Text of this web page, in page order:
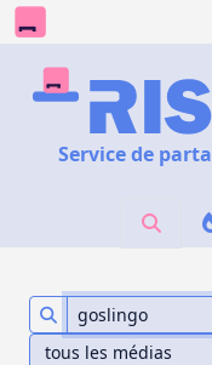
Service de